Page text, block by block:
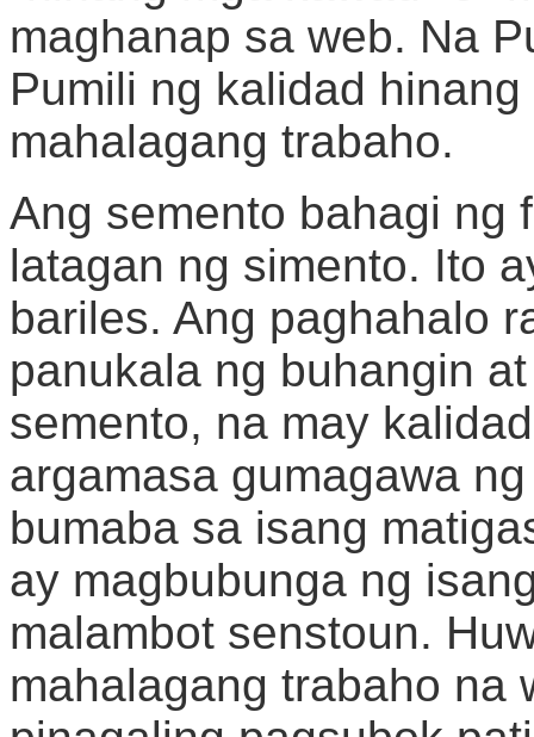
maghanap sa web. Na
Pumili ng kalidad
mahalagang trabaho.
Ang semento bahagi ng
latagan ng simento. Ito
bariles. Ang paghahalo
panukala ng buhangin
semento, na may
argamasa gumagawa
bumaba sa isang
ay magbubunga ng
malambot senstoun.
mahalagang trabaho na